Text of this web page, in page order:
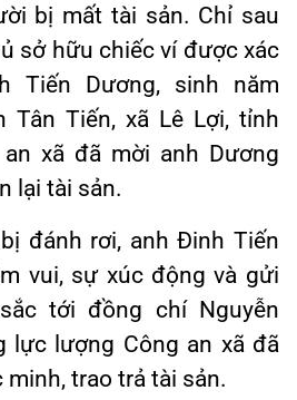
bị mất tài sản. Chỉ sau
sở hữu chiếc ví được xác
Tiến Dương, sinh năm
Tân Tiến, xã Lê Lợi, tỉnh
xã đã mời anh Dương
lại tài sản.
đánh rơi, anh Đinh Tiến
vui, sự xúc động và gửi
tới đồng chí Nguyễn
lực lượng Công an xã đã
trao trả tài sản.